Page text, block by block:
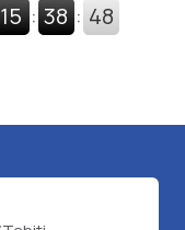
15 : 38 : 48